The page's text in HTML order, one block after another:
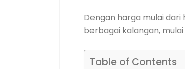
Dengan harga mulai dari
berbagai kalangan,
Table of Contents